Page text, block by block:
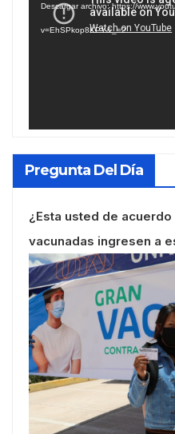
vídeo
Descargar archivo: https://
v=EhSPkop8KPY&_=2
Pregunta Del Día
¿Esta usted de
vacunadas ingresen a